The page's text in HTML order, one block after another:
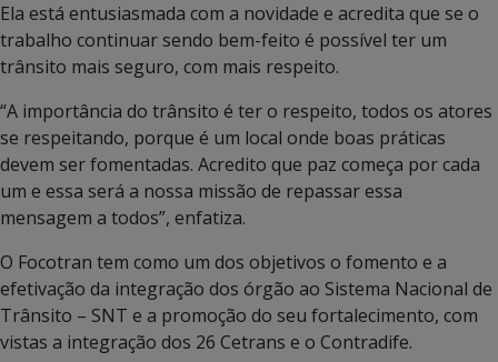
Ela está entusiasmada com a novidade e acredita que se o
trabalho continuar sendo bem-feito é possível ter um
trânsito mais seguro, com mais respeito.
“A importância do trânsito é ter o respeito, todos os atores
se respeitando, porque é um local onde boas práticas
devem ser fomentadas. Acredito que paz começa por cada
um e essa será a nossa missão de repassar essa
mensagem a todos”, enfatiza.
O Focotran tem como um dos objetivos o fomento e a
efetivação da integração dos órgão ao Sistema Nacional de
Trânsito – SNT e a promoção do seu fortalecimento, com
vistas a integração dos 26 Cetrans e o Contradife.